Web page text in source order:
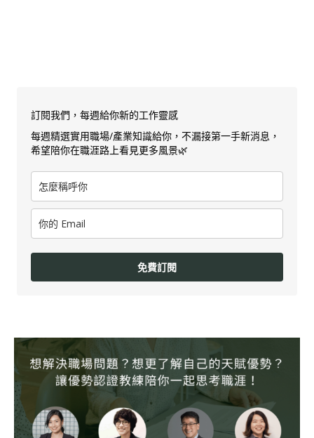
訂閱我們，每週給你新的工作靈感
每週精選實用職場/產業知識給你，不漏接第一手新消息，
希望陪你在職涯路上看見更多風景🌿
免費訂閱